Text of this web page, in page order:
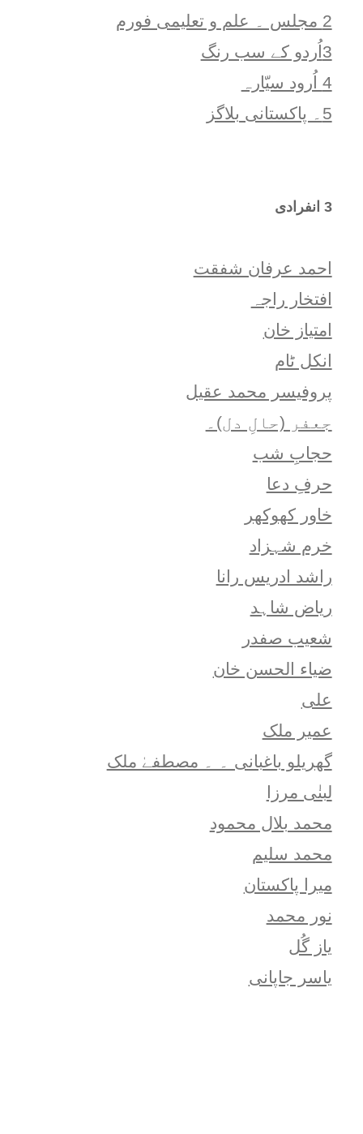
2 مجلس ۔ علم و تعلیمی فورم
3اُردو کے سب رنگ
4 اُرود سیّارہ
5۔ پاکستانی بلاگز
3 انفرادی
احمد عرفان شفقت
افتخار راجہ
امتياز خان
انکل ٹام
پروفیسر محمد عقیل
جعفر (حالِ دل)۔
حجابِ شب
حرفِ دعا
خاور کھوکھر
خرم شہزاد
راشد ادریس رانا
ریاض شاہد
شعيب صفدر
ضیاء الحسن خان
علی
عمیر ملک
گھریلو باغبانی ۔ ۔ مصطفےٰ ملک
لبنٰی مرزا
محمد بلال محمود
محمد سلیم
میرا پاکستان
نور محمد
یاز گُل
یاسر جاپانی